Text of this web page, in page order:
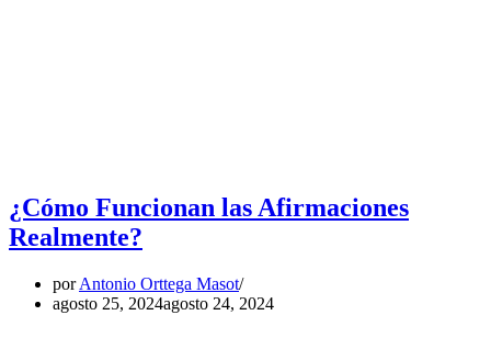
¿Cómo Funcionan las Afirmaciones
Realmente?
porAntonio Orttega Masot
agosto 25, 2024agosto 24, 2024